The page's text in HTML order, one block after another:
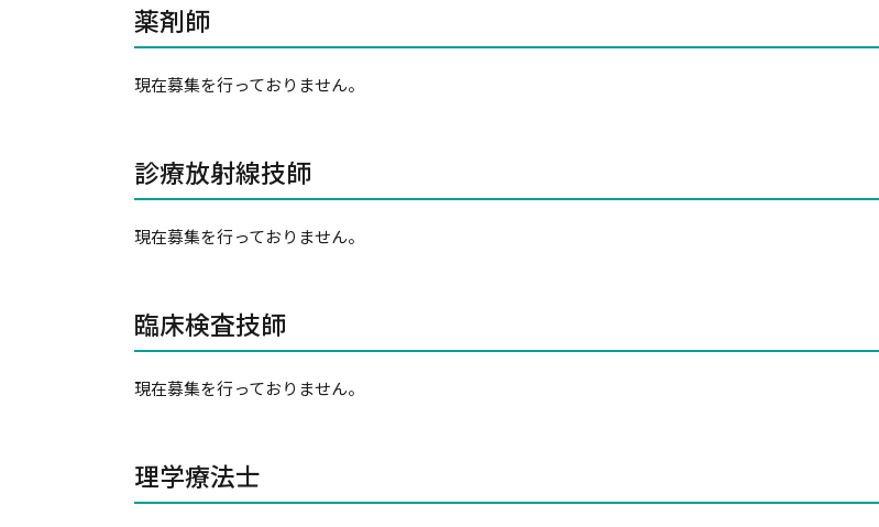
薬剤師
現在募集を行っておりません。
診療放射線技師
現在募集を行っておりません。
臨床検査技師
現在募集を行っておりません。
理学療法士